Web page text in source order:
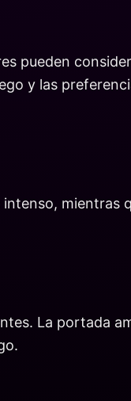
pueden
y las
mientras
La portada